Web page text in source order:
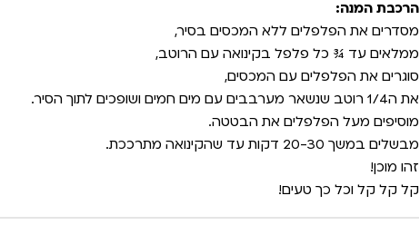
הרכבת המנה:
מסדרים את הפלפלים ללא המכסים בסיר,
ממלאים עד ¾ כל פלפל בקינואה עם הרוטב,
סוגרים את הפלפלים עם המכסים,
את ה1/4 רוטב שנשאר מערבבים עם מים חמים ושופכים לתוך הסיר.
מוסיפים מעל הפלפלים את הבטטה.
מבשלים במשך 20-30 דקות עד שהקינואה מתרככת.
זהו מוכן!
קל קל קל וכל כך טעים!